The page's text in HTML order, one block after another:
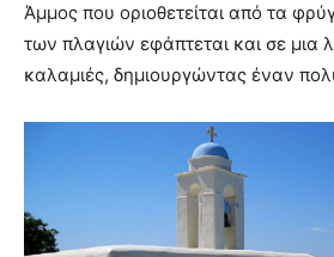
Άμμος που οριοθετείται από τα
των πλαγιών εφάπτεται και σε μια
καλαμιές, δημιουργώντας έναν